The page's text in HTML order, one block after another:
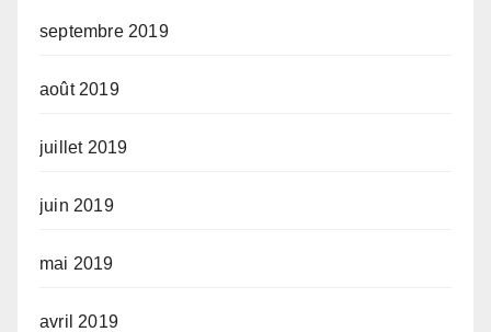
septembre 2019
août 2019
juillet 2019
juin 2019
mai 2019
avril 2019